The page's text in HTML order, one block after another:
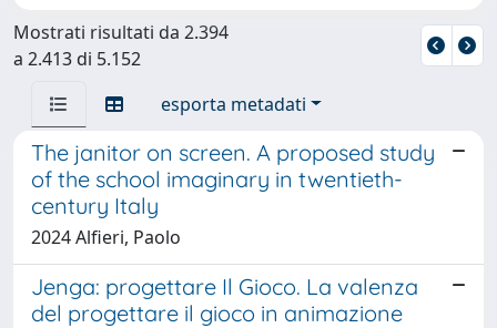
Mostrati risultati da 2.394
a 2.413 di 5.152
esporta metadati
The janitor on screen. A proposed study
of the school imaginary in twentieth-
century Italy
2024 Alfieri, Paolo
Jenga: progettare Il Gioco. La valenza
del progettare il gioco in animazione